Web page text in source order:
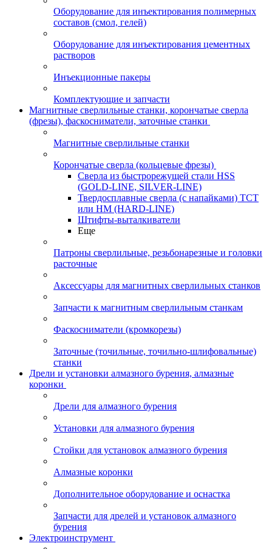
Оборудование для инъектирования полимерных
составов (смол, гелей)
Оборудование для инъектирования цементных
растворов
Инъекционные пакеры
Комплектующие и запчасти
Магнитные сверлильные станки, корончатые сверла
(фрезы), фаскосниматели, заточные станки
Магнитные сверлильные станки
Корончатые сверла (кольцевые фрезы)
Сверла из быстрорежущей стали HSS
(GOLD-LINE, SILVER-LINE)
Твердосплавные сверла (с напайками) ТСТ
или HM (HARD-LINE)
Штифты-выталкиватели
Еще
Патроны сверлильные, резьбонарезные и головки
расточные
Аксессуары для магнитных сверлильных станков
Запчасти к магнитным сверлильным станкам
Фаскосниматели (кромкорезы)
Заточные (точильные, точильно-шлифовальные)
станки
Дрели и установки алмазного бурения, алмазные
коронки
Дрели для алмазного бурения
Установки для алмазного бурения
Стойки для установок алмазного бурения
Алмазные коронки
Дополнительное оборудование и оснастка
Запчасти для дрелей и установок алмазного
бурения
Электроинструмент